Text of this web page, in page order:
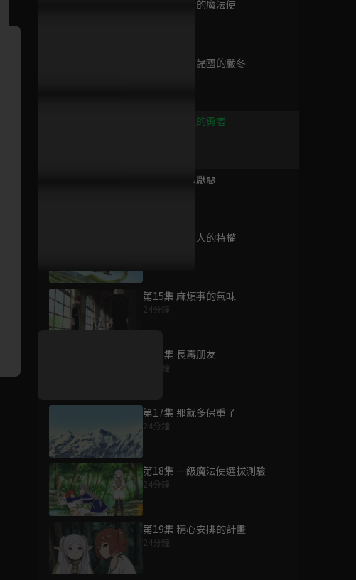
第10集 強大的魔法使
第11集 北方諸國的嚴冬
第12集 真正的勇者
第13集 同類厭惡
第14集 年輕人的特權
第15集 麻煩事的氣味
24分鐘
第16集 長壽朋友
24分鐘
第17集 那就多保重了
24分鐘
第18集 一級魔法使選拔測驗
24分鐘
第19集 精心安排的計畫
24分鐘
EP11預告：真是一波未平一波
決戰前
已完結 / 共 30 集
城市獵人'91
好康資訊
升級VIP最優惠！獨家好